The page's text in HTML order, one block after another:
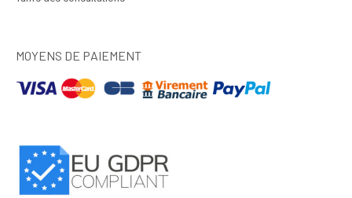
MOYENS DE PAIEMENT